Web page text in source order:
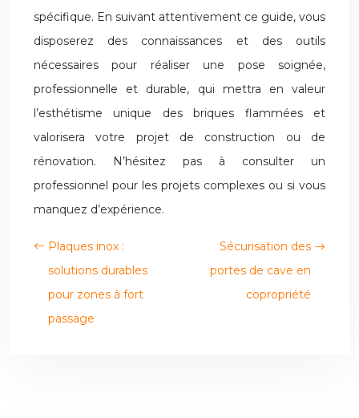
spécifique. En suivant attentivement ce guide, vous
disposerez des connaissances et des outils
nécessaires pour réaliser une pose soignée,
professionnelle et durable, qui mettra en valeur
l’esthétisme unique des briques flammées et
valorisera votre projet de construction ou de
rénovation. N’hésitez pas à consulter un
professionnel pour les projets complexes ou si vous
manquez d’expérience.
Plaques inox :
solutions durables
pour zones à fort
passage
Sécurisation des
portes de cave en
copropriété